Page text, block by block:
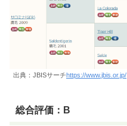
出典：JBISサーチhttps://www.jbis.or.jp/
総合評価：B